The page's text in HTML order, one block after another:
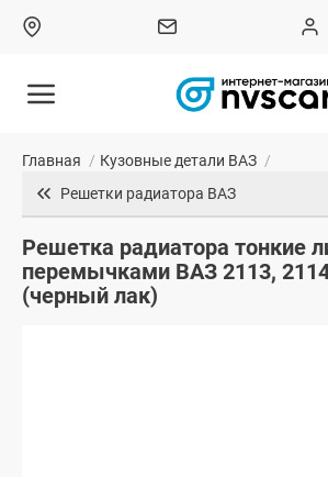
Главная / Кузовные детали ВАЗ /
Решетки радиатора ВАЗ
Решетка радиатора тонкие
перемычками ВАЗ 2113,
(черный лак)